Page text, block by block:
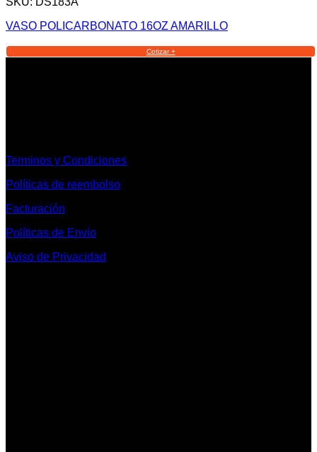
VASO POLICARBONATO 16OZ AMARILLO
Cotizar +
Terminos y Condiciones
Políticas de reembolso
Facturación
Políticas de Envío
Aviso de Privacidad